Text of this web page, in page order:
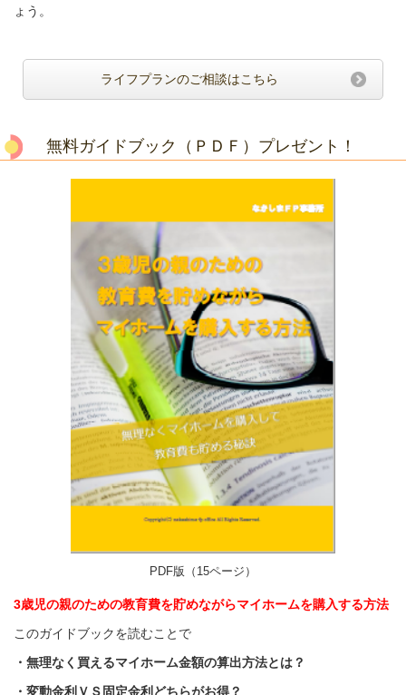
ょう。
ライフプランのご相談はこちら
無料ガイドブック（ＰＤＦ）プレゼント！
PDF版（15ページ）
3歳児の親のための教育費を貯めながらマイホームを購入する方法
このガイドブックを読むことで
・無理なく買えるマイホーム金額の算出方法とは？
・変動金利ＶＳ固定金利どちらがお得？